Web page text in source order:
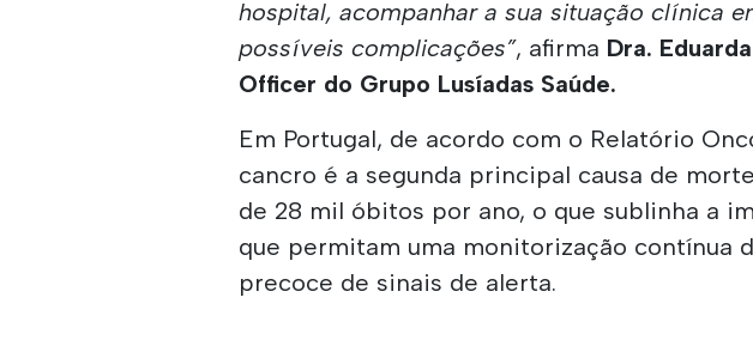
hospital, acompanhar a sua situação clínica
possíveis complicações”, afirma Dra.
Officer do Grupo Lusíadas Saúde.
Em Portugal, de acordo com o Relatório
cancro é a segunda principal causa de
de 28 mil óbitos por ano, o que sublinha a
que permitam uma monitorização contínua
precoce de sinais de alerta.